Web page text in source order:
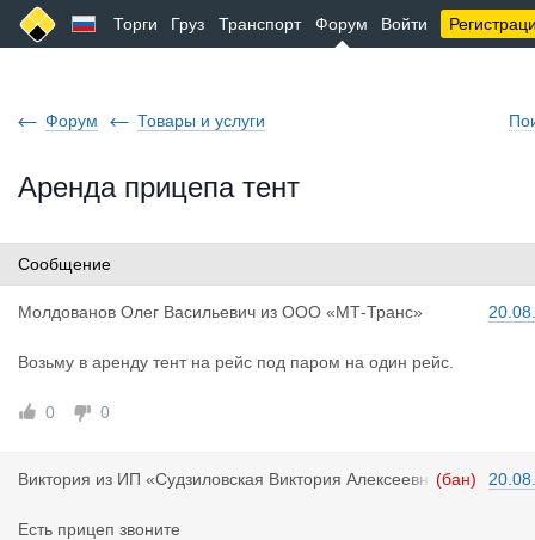
Торги Груз Транспорт Форум Войти
Форум Товары и услуги
Аренда прицепа тент
Сообщение
Молдованов Олег Васильевич из ООО «МТ-Транс»
Возьму в аренду тент на рейс под паром на один рейс.
0 0
Виктория из ИП «Судзиловская Виктория Алексеевн (бан)
Есть прицеп звоните